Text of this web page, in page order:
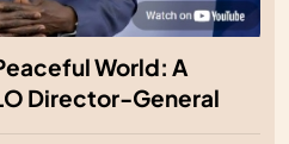
World: A
Director-General